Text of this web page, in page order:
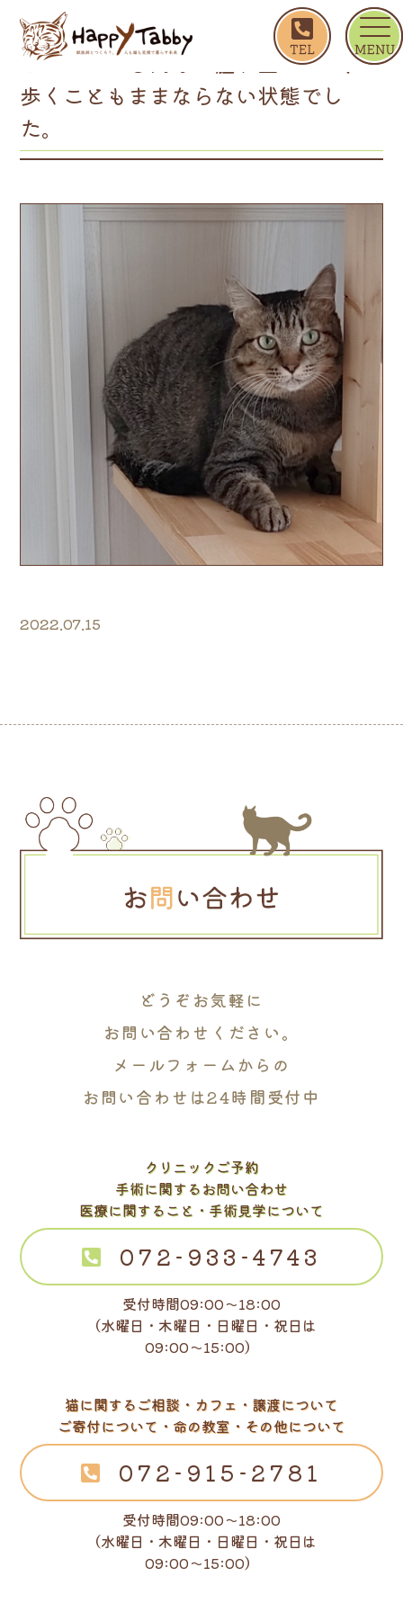
ホーム ビーンズ ◎肉球が腫れ上がって、歩くこと
ビーンズ ◎肉球が腫れ上がって、
歩くこともままならない状態でし
た。
2022.07.15
どうぞお気軽に
お問い合わせください。
メールフォームからの
お問い合わせは24時間受付中
クリニックご予約
手術に関するお問い合わせ
医療に関すること・手術見学について
072-933-4743
受付時間09:00～18:00
（水曜日・木曜日・日曜日・祝日は
09:00～15:00）
猫に関するご相談・カフェ・譲渡について
ご寄付について・命の教室・その他について
072-915-2781
受付時間09:00～18:00
（水曜日・木曜日・日曜日・祝日は
09:00～15:00）